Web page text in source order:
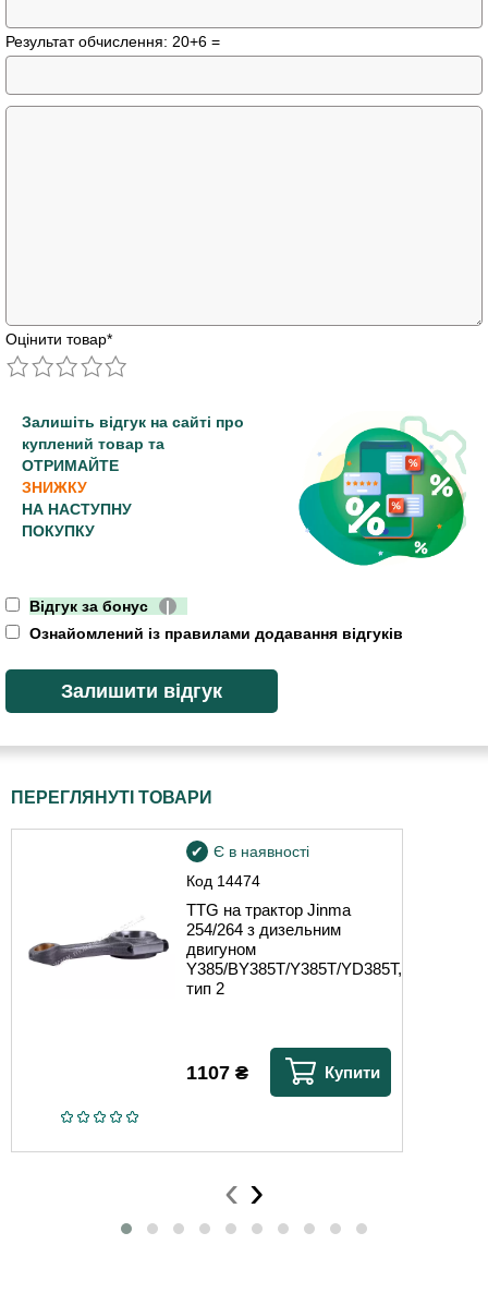
Результат обчислення: 20+6 =
Оцінити товар*
Залишіть відгук на сайті про
куплений товар та
ОТРИМАЙТЕ
ЗНИЖКУ
НА НАСТУПНУ
ПОКУПКУ
Відгук за бонус
|
Ознайомлений із правилами додавання відгуків
ПЕРЕГЛЯНУТІ ТОВАРИ
Код 14474
Є в наявності
TTG на трактор Jinma
254/264 з дизельним
двигуном
Y385/BY385T/Y385T/YD385T,
тип 2
1107 ₴ Купити
‹ ›